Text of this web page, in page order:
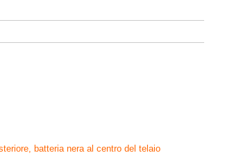
batteria nera al centro del telaio